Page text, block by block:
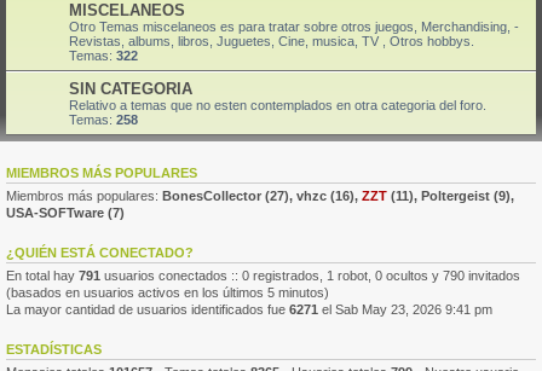
MISCELANEOS
Otro Temas miscelaneos es para tratar sobre otros juegos, Merchandising, -
Revistas, albums, libros, Juguetes, Cine, musica, TV , Otros hobbys.
Temas: 322
SIN CATEGORIA
Relativo a temas que no esten contemplados en otra categoria del foro.
Temas: 258
MIEMBROS MÁS POPULARES
Miembros más populares: BonesCollector (27), vhzc (16), ZZT (11), Poltergeist (9),
USA-SOFTware (7)
¿QUIÉN ESTÁ CONECTADO?
En total hay 791 usuarios conectados :: 0 registrados, 1 robot, 0 ocultos y 790 invitados
(basados en usuarios activos en los últimos 5 minutos)
La mayor cantidad de usuarios identificados fue 6271 el Sab May 23, 2026 9:41 pm
ESTADÍSTICAS